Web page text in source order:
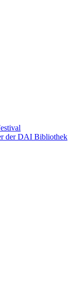
der DAI Bibliothek